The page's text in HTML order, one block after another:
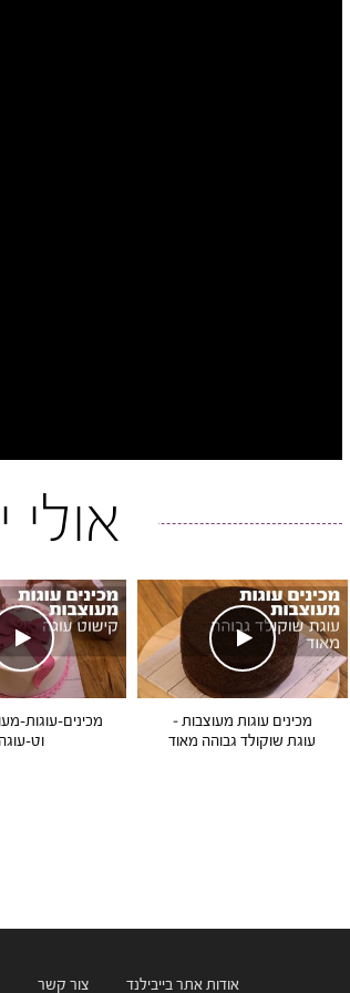
אולי
מכינים עוגות מעוצבות –
עוגת שוקולד גבוהה מאוד
מכינים-עוגות-
וט-עוגה
אודות אתר בייבילנד צור קשר